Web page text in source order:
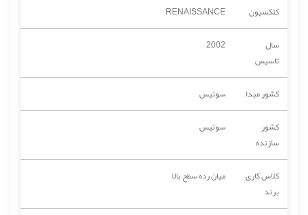
کلکسیون
RENAISSANCE
سال
تاسیس
2002
کشور مبدا
سوئیس
کشور
سازنده
سوئیس
کلاس کاری
برند
میان رده سطح بالا